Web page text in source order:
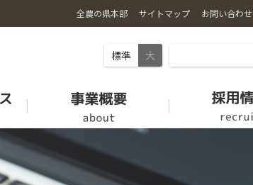
全農の県本部 サイトマップ お問い合わせ
標準 大
お肉
愛情館
【休止中】労働力支援の取り組み
クミアイプロパン
組織・機構